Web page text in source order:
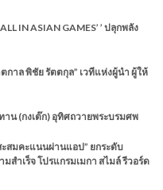
IN ASIAN GAMES’ ’ ปลุกพลัง
กาล พิชัย รัตตกุล” เวทีแห่งผู้นำ ผู้ให้
น (กงเต๊ก) อุทิศถวายพระบรมศพ
ะสมคะแนนผ่านแอป” ยกระดับ
ำเร็จ โปรแกรมเมกา สไมล์ รีวอร์ด